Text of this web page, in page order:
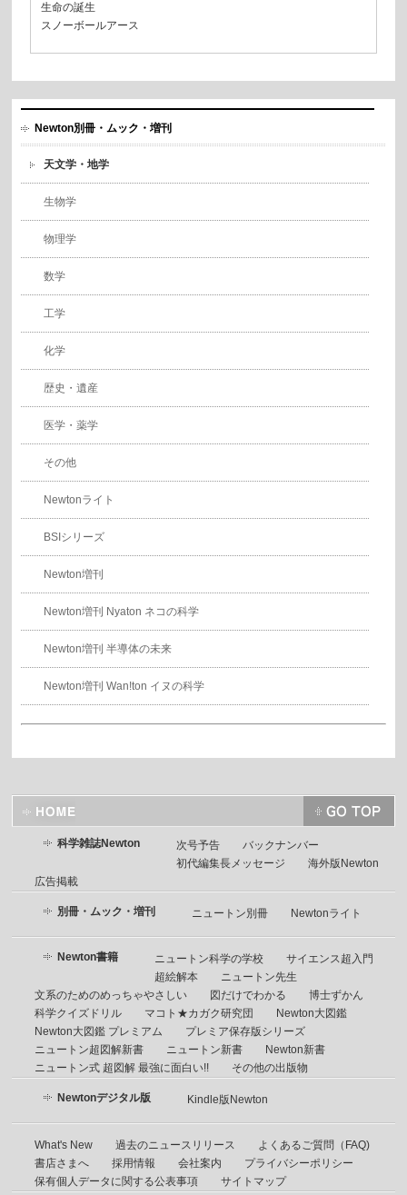
生命の誕生
スノーボールアース
Newton別冊・ムック・増刊
天文学・地学
生物学
物理学
数学
工学
化学
歴史・遺産
医学・薬学
その他
Newtonライト
BSIシリーズ
Newton増刊
Newton増刊 Nyaton ネコの科学
Newton増刊 半導体の未来
Newton増刊 Wan!ton イヌの科学
科学雑誌Newton 次号予告
バックナンバー
初代編集長メッセージ
海外版Newton
広告掲載
別冊・ムック・増刊 ニュートン別冊 Newtonライト
Newton書籍 ニュートン科学の学校
サイエンス超入門
超絵解本
ニュートン先生
文系のためのめっちゃやさしい
図だけでわかる
博士ずかん
科学クイズドリル
マコト★カガク研究団
Newton大図鑑
Newton大図鑑 プレミアム
プレミア保存版シリーズ
ニュートン超図解新書
ニュートン新書
Newton新書
ニュートン式 超図解 最強に面白い!!
その他の出版物
Newtonデジタル版 Kindle版Newton
What's New 過去のニュースリリース
よくあるご質問（FAQ)
書店さまへ
採用情報 会社案内
プライバシーポリシー
保有個人データに関する公表事項
サイトマップ